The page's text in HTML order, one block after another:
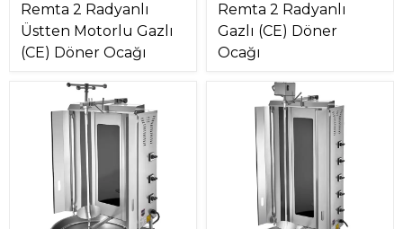
Remta 2 Radyanlı
Üstten Motorlu Gazlı
(CE) Döner Ocağı
Remta 2 Radyanlı
Gazlı (CE) Döner
Ocağı